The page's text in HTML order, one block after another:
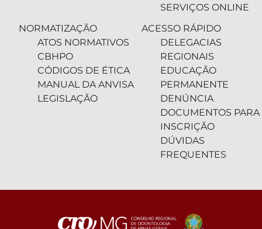
SERVIÇOS ONLINE
NORMATIZAÇÃO
ATOS NORMATIVOS
CBHPO
CÓDIGOS DE ÉTICA
MANUAL DA ANVISA
LEGISLAÇÃO
ACESSO RÁPIDO
DELEGACIAS
REGIONAIS
EDUCAÇÃO
PERMANENTE
DENÚNCIA
DOCUMENTOS PARA
INSCRIÇÃO
DÚVIDAS
FREQUENTES